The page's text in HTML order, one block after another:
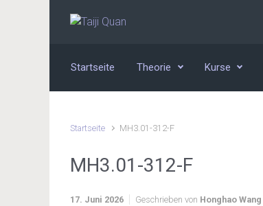
Zum Hauptinhalt springen
Startseite Theorie Kurse
Startseite MH3.01-312-F
MH3.01-312-F
17. Juni 2026 Geschrieben von Honghao Wang